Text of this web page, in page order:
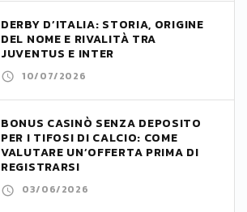
DERBY D’ITALIA: STORIA, ORIGINE
DEL NOME E RIVALITÀ TRA
JUVENTUS E INTER
10/07/2026
BONUS CASINÒ SENZA DEPOSITO
PER I TIFOSI DI CALCIO: COME
VALUTARE UN’OFFERTA PRIMA DI
REGISTRARSI
03/06/2026